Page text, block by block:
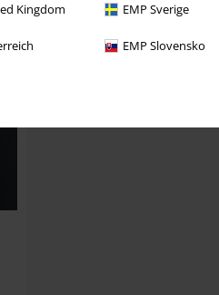
Kingdom EMP Sverige
EMP Slovensko